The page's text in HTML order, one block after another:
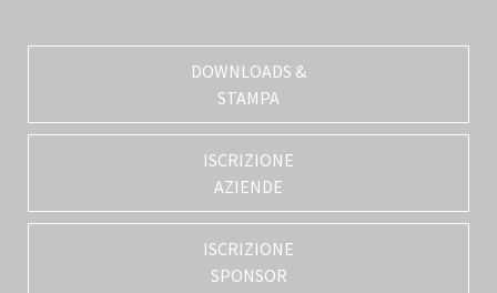
DOWNLOADS &
STAMPA
ISCRIZIONE
AZIENDE
ISCRIZIONE
SPONSOR